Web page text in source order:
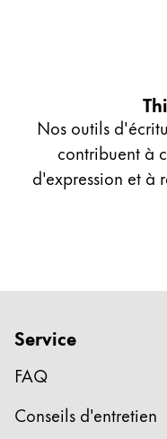
Nos outils
contribuent à
d'expression et à
Service
FAQ
Conseils d'entretien